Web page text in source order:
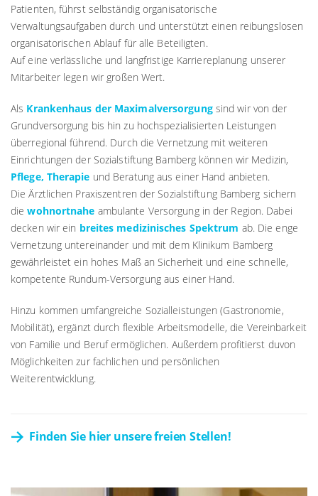
Patienten, führst selbständig organisatorische
Verwaltungsaufgaben durch und unterstützt einen reibungslosen
organisatorischen Ablauf für alle Beteiligten.
Auf eine verlässliche und langfristige Karriereplanung unserer
Mitarbeiter legen wir großen Wert.
Als Krankenhaus der Maximalversorgungsind wir von der
Grundversorgung bis hin zu hochspezialisierten Leistungen
überregional führend. Durch die Vernetzung mit weiteren
Einrichtungen der Sozialstiftung Bamberg können wir Medizin,
Pflege, Therapie und Beratung aus einer Hand anbieten.
Die Ärztlichen Praxiszentren der Sozialstiftung Bamberg sichern
diewohnortnahe ambulante Versorgung in der Region. Dabei
decken wir ein breites medizinisches Spektrum ab. Die enge
Vernetzung untereinander und mit dem Klinikum Bamberg
gewährleistet ein hohes Maß an Sicherheit und eine schnelle,
kompetente Rundum-Versorgung aus einer Hand.
Hinzu kommen umfangreiche Sozialleistungen (Gastronomie,
Mobilität), ergänzt durch flexible Arbeitsmodelle, die Vereinbarkeit
von Familie und Beruf ermöglichen. Außerdem profitierst duvon
Möglichkeiten zur fachlichen und persönlichen
Weiterentwicklung.
Finden Sie hier unsere freien Stellen!